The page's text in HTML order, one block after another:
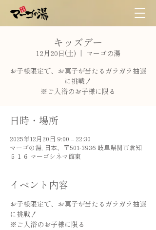
キッズデー
12月20日(土)
  |
マーゴの湯
お子様限定で、お菓子が当たるガラガラ抽選
に挑戦！
※ご入浴のお子様に限る
日時・場所
2025年12月20日 9:00 – 22:30
マーゴの湯, 日本、〒501-3936 岐阜県関市倉知
５１６ マーゴシネマ館東
イベント内容
お子様限定で、お菓子が当たるガラガラ抽選
に挑戦！
※ご入浴のお子様に限る